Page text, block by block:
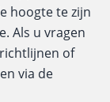
hoogte te zijn
Als u vragen
of
via de